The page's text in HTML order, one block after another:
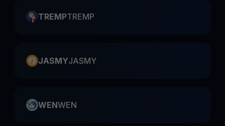
TREMPTREMP
JASMYJASMY
WENWEN